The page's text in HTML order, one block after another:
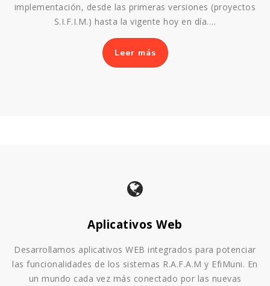
implementación, desde las primeras versiones (proyectos
S.I.F.I.M.) hasta la vigente hoy en día….
Leer más
Aplicativos Web
Desarrollamos aplicativos WEB integrados para potenciar
las funcionalidades de los sistemas R.A.F.A.M y EfiMuni. En
un mundo cada vez más conectado por las nuevas